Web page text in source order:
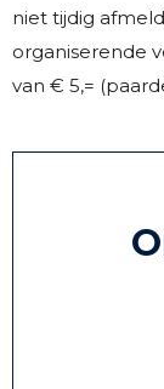
niet tijdig
organiserende
van € 5,=